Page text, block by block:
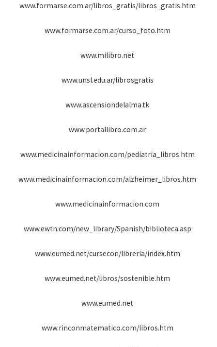
www.formarse.com.ar/libros_gratis/libros_gratis.htm
www.formarse.com.ar/curso_foto.htm
www.milibro.net
www.unsl.edu.ar/librosgratis
www.ascensiondelalma.tk
www.portallibro.com.ar
www.medicinainformacion.com/pediatria_libros.htm
www.medicinainformacion.com/alzheimer_libros.htm
www.medicinainformacion.com
www.ewtn.com/new_library/Spanish/biblioteca.asp
www.eumed.net/cursecon/libreria/index.htm
www.eumed.net/libros/sostenible.htm
www.eumed.net
www.rinconmatematico.com/libros.htm